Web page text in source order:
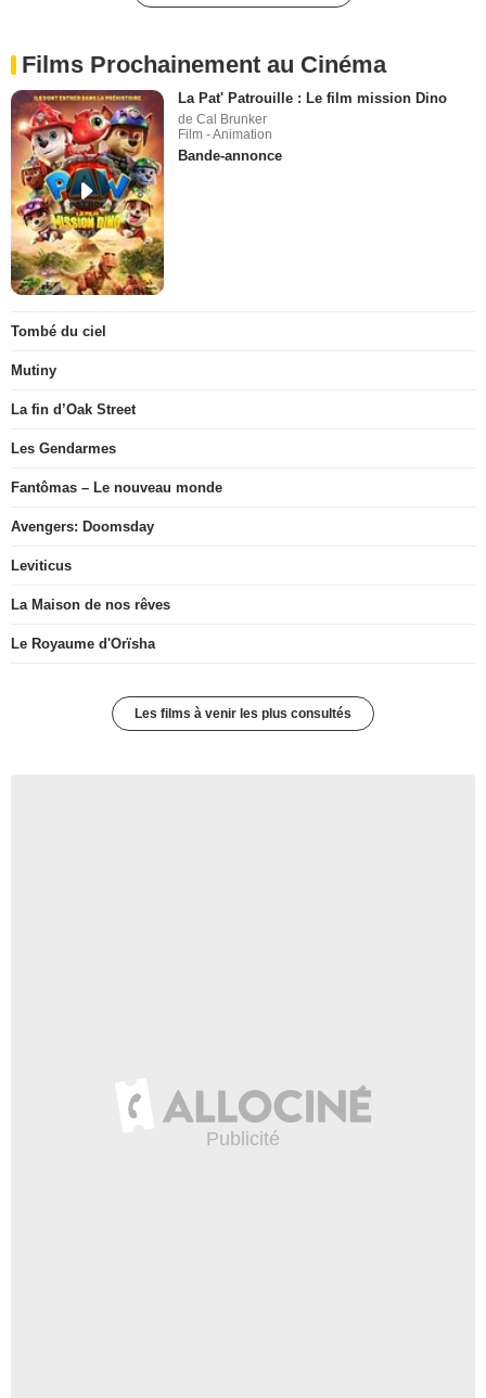
Films Prochainement au Cinéma
La Pat' Patrouille : Le film mission Dino
de Cal Brunker
Film - Animation
Bande-annonce
Tombé du ciel
Mutiny
La fin d’Oak Street
Les Gendarmes
Fantômas – Le nouveau monde
Avengers: Doomsday
Leviticus
La Maison de nos rêves
Le Royaume d'Orïsha
Les films à venir les plus consultés